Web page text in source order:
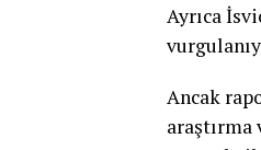
Ayrıca
Ancak